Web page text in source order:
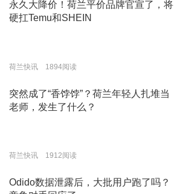
永久大降价！荷兰平价品牌官宣了，将
硬扛Temu和SHEIN
荷兰快讯 1894阅读
突然成了“香饽饽”？荷兰年轻人扎堆当
老师，发生了什么？
荷兰快讯 1912阅读
Odido数据泄露后，大批用户跑了吗？